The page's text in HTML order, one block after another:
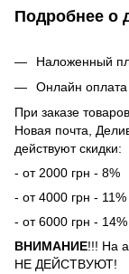
Подробнее о
Наложенный
Онлайн оплата
При заказе
Новая почта,
действуют скидки:
- от 2000 грн - 8%
- от 4000 грн - 11%
- от 6000 грн - 14%
ВНИМАНИЕ!!! На
НЕ ДЕЙСТВУЮТ!